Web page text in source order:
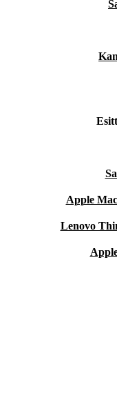
Apple
Lenovo